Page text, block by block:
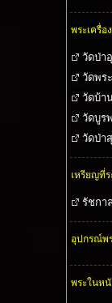
พระเครื่
วัดป่า
วัดพร
วัดบ้า
วัดบูร
วัดป่า
เหรียญที่
รัชกา
อุปกรณ์พ
พระในห